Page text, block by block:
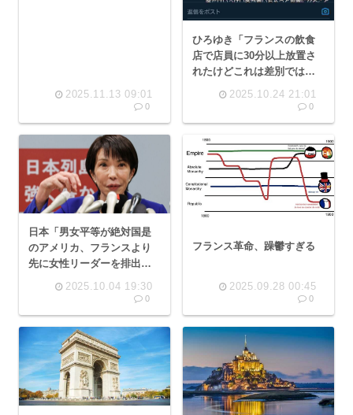
2025.11.13 09:01
0
ひろゆき「フランスの飲食
店で店員に30分以上放置さ
れたけどこれは差別ではな
2025.10.24 21:01
0
日本「男女平等が絶対国是
のアメリカ、フランスより
先に女性リーダーを排出し
ました」👈地味にすごく
2025.10.04 19:30
0
フランス革命、躁鬱すぎる
2025.09.28 00:45
0